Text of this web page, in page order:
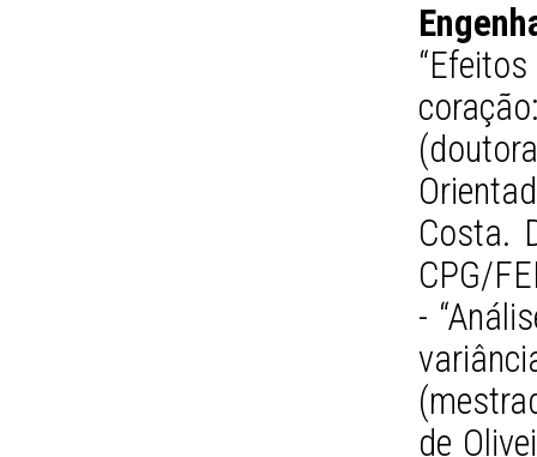
Costa.
CPG/
-
de